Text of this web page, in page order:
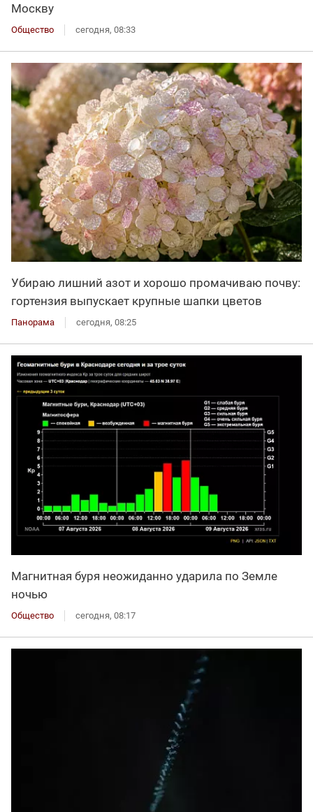
Москву
Общество сегодня, 08:33
Убираю лишний азот и хорошо промачиваю почву:
гортензия выпускает крупные шапки цветов
Панорама сегодня, 08:25
Магнитная буря неожиданно ударила по Земле
ночью
Общество сегодня, 08:17